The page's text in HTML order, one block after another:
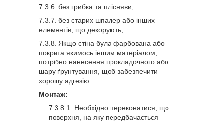
без грибка та плісняви;
без старих шпалер або інших
елементів, що декорують;
Якщо стіна була фарбована або
покрита якимось іншим матеріалом,
потрібно нанесення прокладочного або
шару ґрунтування, щоб забезпечити
хорошу адгезію.
Монтаж:
Необхідно переконатися, що
поверхня, на яку передбачається